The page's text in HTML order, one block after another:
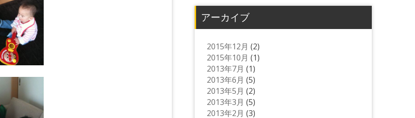
アーカイブ
2015年12月 (2)
2015年10月 (1)
2013年7月 (1)
2013年6月 (5)
2013年5月 (2)
2013年3月 (5)
2013年2月 (3)